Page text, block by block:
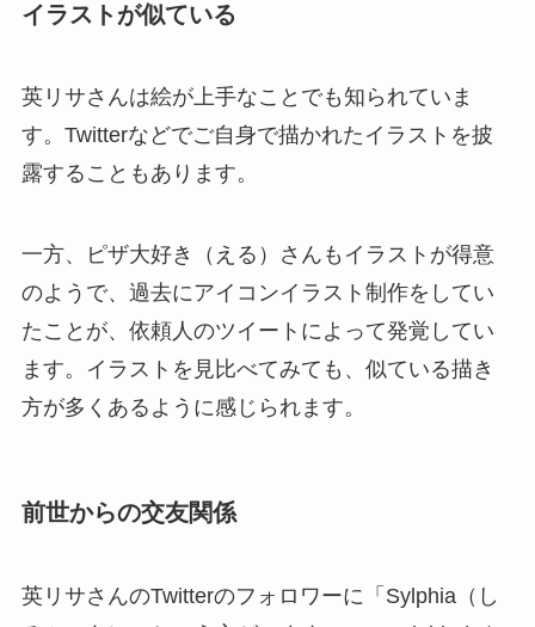
イラストが似ている
英リサさんは絵が上手なことでも知られていま
す。Twitterなどでご自身で描かれたイラストを披
露することもあります。
一方、ピザ大好き（える）さんもイラストが得意
のようで、過去にアイコンイラスト制作をしてい
たことが、依頼人のツイートによって発覚してい
ます。イラストを見比べてみても、似ている描き
方が多くあるように感じられます。
前世からの交友関係
英リサさんのTwitterのフォロワーに「Sylphia（し